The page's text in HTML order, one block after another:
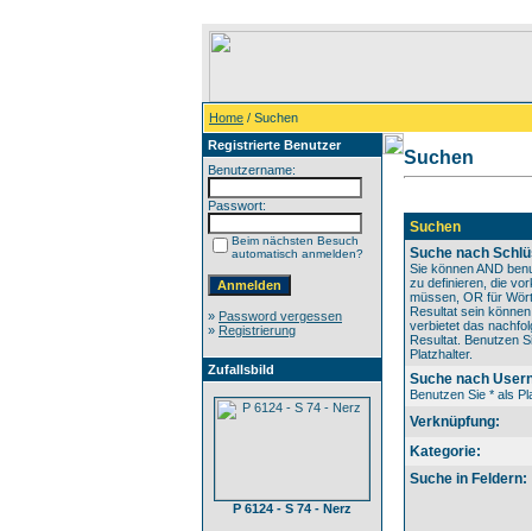
Home / Suchen
Registrierte Benutzer
Benutzername:
Passwort:
Beim nächsten Besuch
automatisch anmelden?
» Password vergessen
» Registrierung
Zufallsbild
P 6124 - S 74 - Nerz
Suchen
Suchen
Suche nach
Sie können AND
zu definieren, die
müssen, OR für
Resultat sein
verbietet das
Resultat. Benutzen
Platzhalter.
Suche nach
Benutzen Sie * als
Verknüpfung:
Kategorie:
Suche in Feldern: